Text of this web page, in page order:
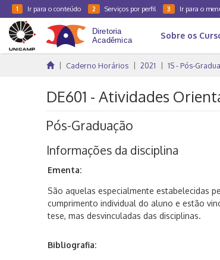
1 Ir para o conteúdo 2 Serviços por perfil 3 Ir para o
Sobre os
Caderno Horários 2021 1S - Pós-
DE601 - Atividades
Pós-Graduação
Informações da disciplina
Ementa:
São aquelas especialmente estabelecidas
cumprimento individual do aluno e estão
tese, mas desvinculadas das disciplinas.
Bibliografia: